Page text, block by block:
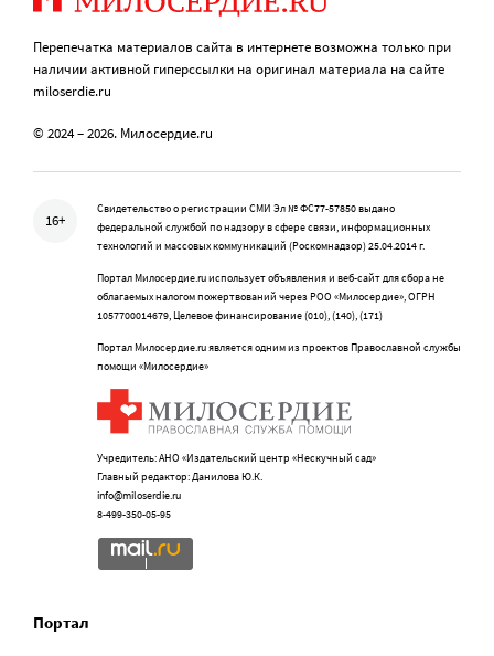
Перепечатка материалов сайта в интернете возможна только при
наличии активной гиперссылки на оригинал материала на сайте
miloserdie.ru
© 2024 – 2026. Милосердие.ru
16+
Свидетельство о регистрации СМИ Эл № ФС77-57850 выдано
федеральной службой по надзору в сфере связи, информационных
технологий и массовых коммуникаций (Роскомнадзор) 25.04.2014 г.
Портал Милосердие.ru использует объявления и веб-сайт для сбора не
облагаемых налогом пожертвований через РОО «Милосердие», ОГРН
1057700014679, Целевое финансирование (010), (140), (171)
Портал Милосердие.ru является одним из проектов Православной службы
помощи «Милосердие»
Учредитель: АНО «Издательский центр «Нескучный сад»
Главный редактор: Данилова Ю.К.
info@miloserdie.ru
8-499-350-05-95
Портал